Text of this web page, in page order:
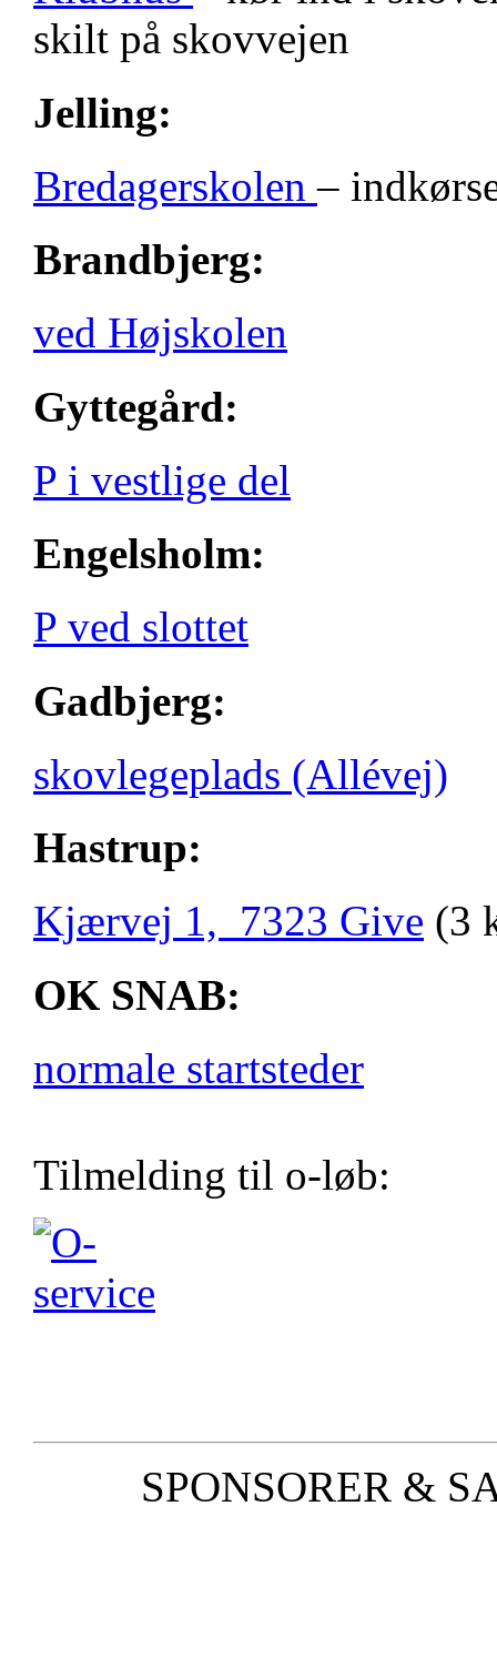
skilt på skovvejen
Jelling:
Bredagerskolen–
Brandbjerg:
ved Højskolen
Gyttegård:
P i vestlige del
Engelsholm:
P ved slottet
Gadbjerg:
skovlegeplads (Allévej)
Hastrup:
Kjærvej 1, 7323 Give (3
OK SNAB:
normale startsteder
Tilmelding til o-løb:
SPONSORER &